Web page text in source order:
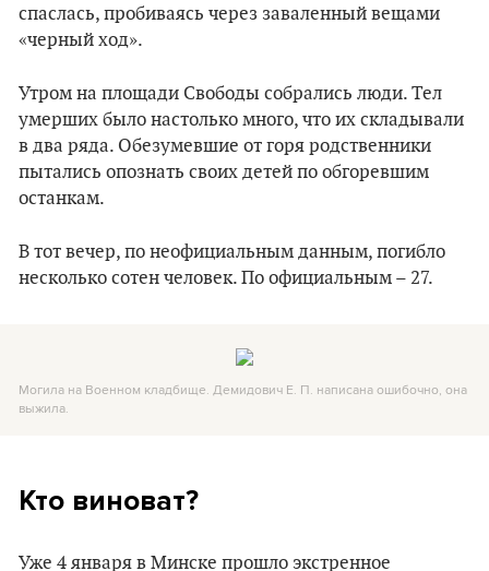
спаслась, пробиваясь через заваленный вещами
«черный ход».
Утром на площади Свободы собрались люди. Тел
умерших было настолько много, что их складывали
в два ряда. Обезумевшие от горя родственники
пытались опознать своих детей по обгоревшим
останкам.
В тот вечер, по неофициальным данным, погибло
несколько сотен человек. По официальным – 27.
Могила на Военном кладбище. Демидович Е. П. написана ошибочно, она
выжила.
Кто виноват?
Уже 4 января в Минске прошло экстренное